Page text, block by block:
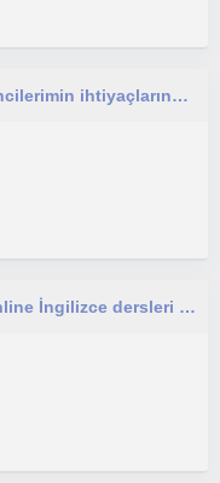
Kendimi sabırlı, güler yüzlü ve öğrencilerimin ihtiyaçlarına önem veren bir öğretmen olarak tanımlıyorum. Çocuklara ve yetişkinler
Türkiye'deki ilkokul öğrencilerine online İngilizce dersleri veren ve 1 yıllık İngilizce öğretmenliği deneyimine sahip öğretmen.